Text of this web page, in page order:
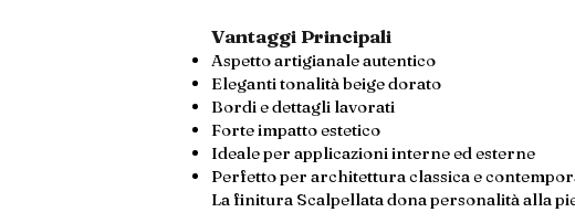
Vantaggi Principali
Aspetto artigianale autentico
Eleganti tonalità beige dorato
Bordi e dettagli lavorati
Forte impatto estetico
Ideale per applicazioni interne ed esterne
Perfetto per architettura classica e
La finitura Scalpellata dona personalità alla